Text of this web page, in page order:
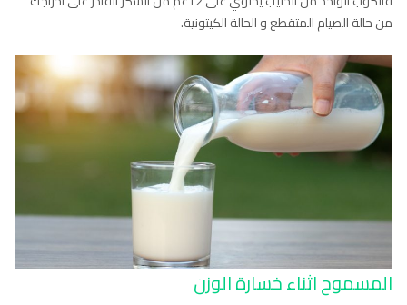
من حالة الصيام المتقطع و الحالة الكيتونية.
المسموح اثناء خسارة الوزن